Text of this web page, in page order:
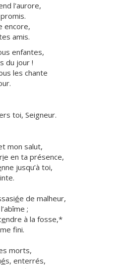
l'aurore,
encore,
amis.
enfantes,
du jour !
les chante
toi, Seigneur.
mon salut,
ie en ta présence,
nne jusqu’à toi,
ée de malheur,
;
endre à la fosse,*
fini.
morts,
és, enterrés,